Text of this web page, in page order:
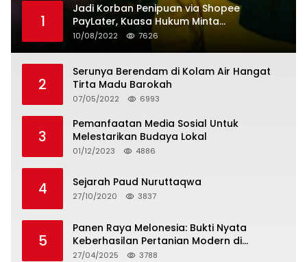
1
Jadi Korban Penipuan via Shopee
PayLater, Kuasa Hukum Minta
Penangguhan Tagihan dan Hapus Bunga
10/08/2022 7626
2
Serunya Berendam di Kolam Air Hangat
Tirta Madu Barokah
07/05/2022 6993
3
Pemanfaatan Media Sosial Untuk
Melestarikan Budaya Lokal
01/12/2023 4886
4 Sejarah Paud Nuruttaqwa
27/10/2020 3837
5
Panen Raya Melonesia: Bukti Nyata
Keberhasilan Pertanian Modern di
Kabupaten Bekasi
27/04/2025 3788